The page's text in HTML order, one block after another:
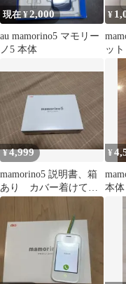
現在 ¥2,000
au mamorino5 マモリー
ノ5 本体
¥
ット
¥4,999
mamorino5 説明書、箱
あり カバー着けて使
用してました
¥
本